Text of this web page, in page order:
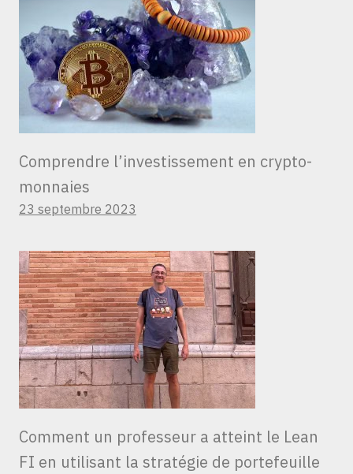
Comprendre l’investissement en crypto-
monnaies
23 septembre 2023
Comment un professeur a atteint le Lean
FI en utilisant la stratégie de portefeuille